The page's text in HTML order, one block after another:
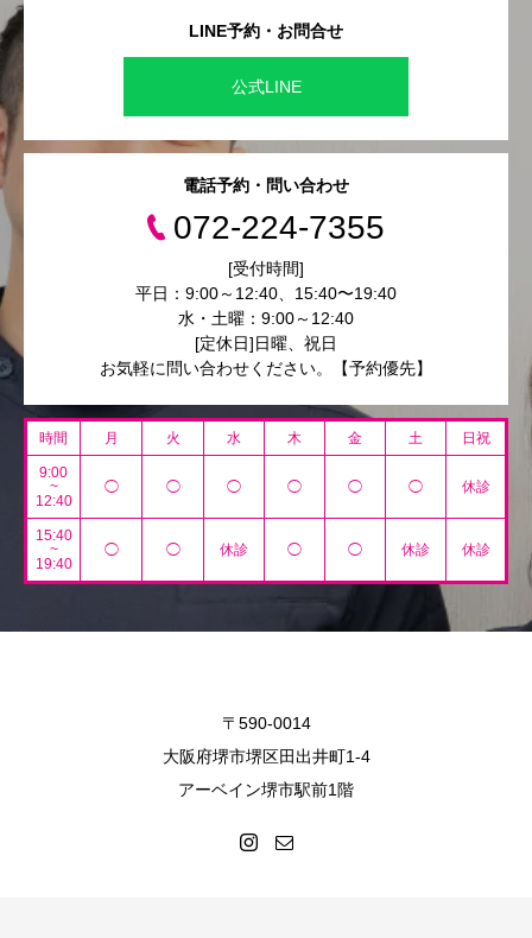
LINE予約・お問合せ
公式LINE
電話予約・問い合わせ
072-224-7355
[受付時間]
平日：9:00～12:40、15:40〜19:40
水・土曜：9:00～12:40
[定休日]日曜、祝日
お気軽に問い合わせください。【予約優先】
時間 月 火 水 木 金 土 日祝
9:00
~
12:40
◯ ◯ ◯ ◯ ◯ ◯ 休診
15:40
~
19:40
◯ ◯ 休診 ◯ ◯ 休診 休診
〒590-0014
大阪府堺市堺区田出井町1-4
アーベイン堺市駅前1階